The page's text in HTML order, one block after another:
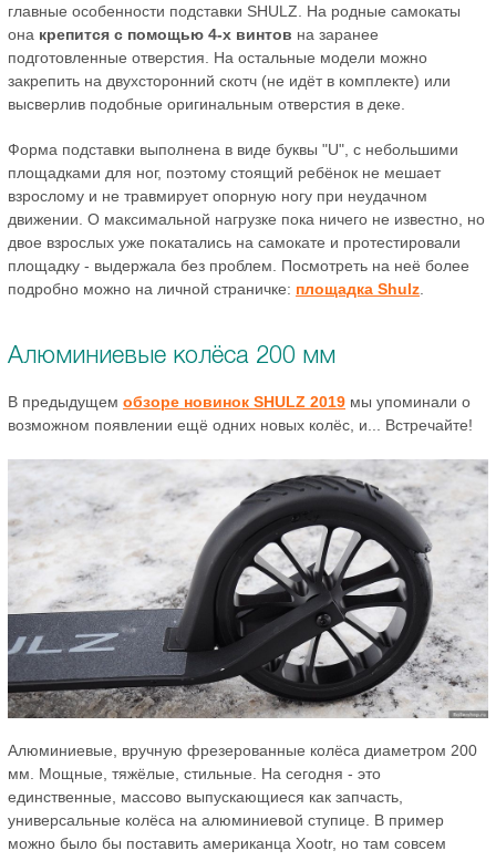
главные особенности подставки SHULZ. На родные самокаты
она крепится с помощью 4-х винтов на заранее
подготовленные отверстия. На остальные модели можно
закрепить на двухсторонний скотч (не идёт в комплекте) или
высверлив подобные оригинальным отверстия в деке.
Форма подставки выполнена в виде буквы "U", с небольшими
площадками для ног, поэтому стоящий ребёнок не мешает
взрослому и не травмирует опорную ногу при неудачном
движении. О максимальной нагрузке пока ничего не известно, но
двое взрослых уже покатались на самокате и протестировали
площадку - выдержала без проблем. Посмотреть на неё более
подробно можно на личной страничке: площадка Shulz
Алюминиевые колёса 200 мм
В предыдущем обзоре новинок SHULZ 2019 мы упоминали о
возможном появлении ещё одних новых колёс, и... Встречайте!
Алюминиевые, вручную фрезерованные колёса диаметром 200
мм. Мощные, тяжёлые, стильные. На сегодня - это
единственные, массово выпускающиеся как запчасть,
универсальные колёса на алюминиевой ступице. В пример
можно было бы поставить американца Xootr, но там совсем